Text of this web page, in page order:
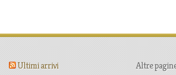
Ultimi arrivi Altre